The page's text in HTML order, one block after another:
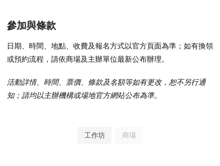
參加與條款
日期、時間、地點、收費及報名方式以官方頁面為準；如有換領
或預約流程，請依商場及主辦單位最新公布辦理。
活動詳情、時間、票價、條款及名額等如有更改，恕不另行通
知；請均以主辦機構或場地官方網站公布為準。
工作坊 商場